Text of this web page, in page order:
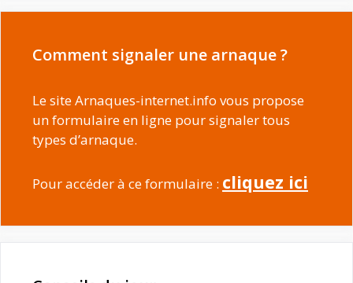
Comment signaler une arnaque ?
Le site Arnaques-internet.info vous propose
un formulaire en ligne pour signaler tous
types d’arnaque.
Pour accéder à ce formulaire : cliquez ici